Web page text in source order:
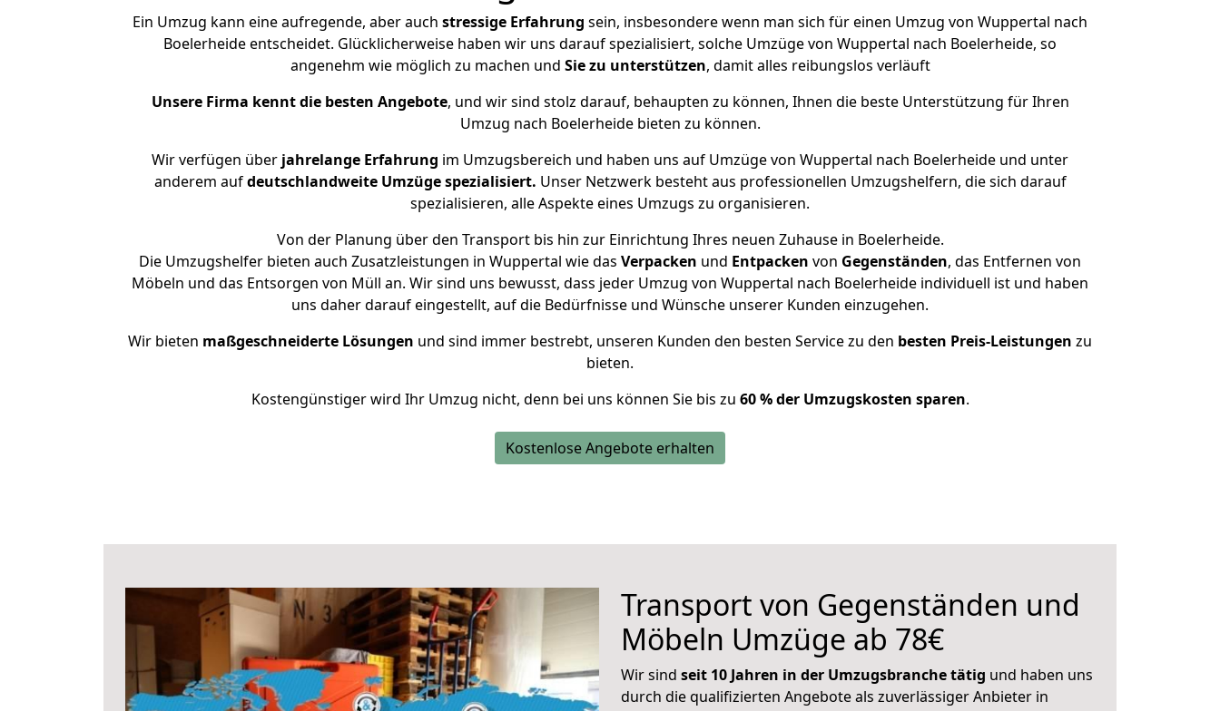
Ein Umzug kann eine aufregende, aber auch stressige Erfahrung sein, insbesondere wenn man sich für einen Umzug von Wuppertal nach
Boelerheide entscheidet. Glücklicherweise haben wir uns darauf spezialisiert, solche Umzüge von Wuppertal nach Boelerheide, so
angenehm wie möglich zu machen und Sie zu unterstützen, damit alles reibungslos verläuft
Unsere Firma kennt die besten Angebote, und wir sind stolz darauf, behaupten zu können, Ihnen die beste Unterstützung für Ihren
Umzug nach Boelerheide bieten zu können.
Wir verfügen über jahrelange Erfahrung im Umzugsbereich und haben uns auf Umzüge von Wuppertal nach Boelerheide und unter
anderem aufdeutschlandweite Umzüge spezialisiert. Unser Netzwerk besteht aus professionellen Umzugshelfern, die sich darauf
spezialisieren, alle Aspekte eines Umzugs zu organisieren.
Von der Planung über den Transport bis hin zur Einrichtung Ihres neuen Zuhause in Boelerheide.
Die Umzugshelfer bieten auch Zusatzleistungen in Wuppertal wie das Verpacken und Entpacken von Gegenständen, das Entfernen von
Möbeln und das Entsorgen von Müll an. Wir sind uns bewusst, dass jeder Umzug von Wuppertal nach Boelerheide individuell ist und haben
uns daher darauf eingestellt, auf die Bedürfnisse und Wünsche unserer Kunden einzugehen.
Wir bieten maßgeschneiderte Lösungen und sind immer bestrebt, unseren Kunden den besten Service zu den besten Preis-Leistungen zu
bieten.
Kostengünstiger wird Ihr Umzug nicht, denn bei uns können Sie bis zu 60 % der Umzugskosten sparen.
Kostenlose Angebote erhalten
Transport von Gegenständen und
Möbeln Umzüge ab 78€
Wir sind seit 10 Jahren in der Umzugsbranche tätig und haben uns
durch die qualifizierten Angebote als zuverlässiger Anbieter in